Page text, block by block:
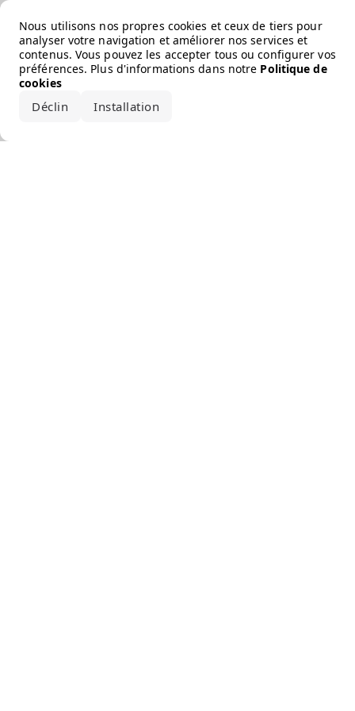
Nous utilisons nos propres cookies et ceux de tiers pour
analyser votre navigation et améliorer nos services et
contenus. Vous pouvez les accepter tous ou configurer vos
préférences. Plus d'informations dans notre Politique de
cookies
Déclin Installation
Error loading the brand